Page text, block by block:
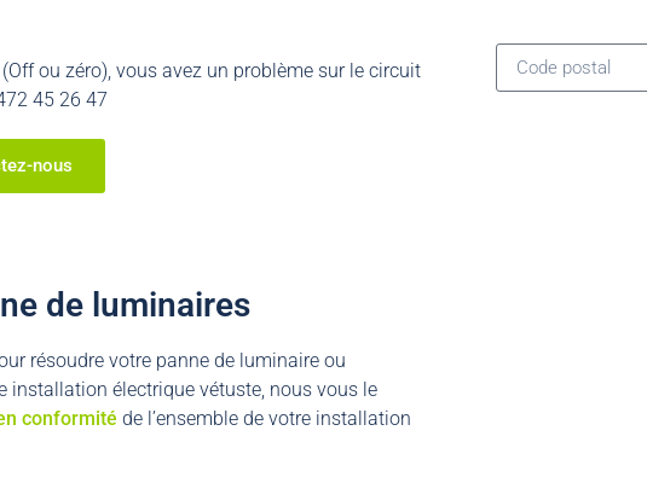
ou zéro), vous avez un problème sur le circuit
45 26 47
nous
de luminaires
résoudre votre panne de luminaire ou
installation électrique vétuste, nous vous le
conformité de l’ensemble de votre installation